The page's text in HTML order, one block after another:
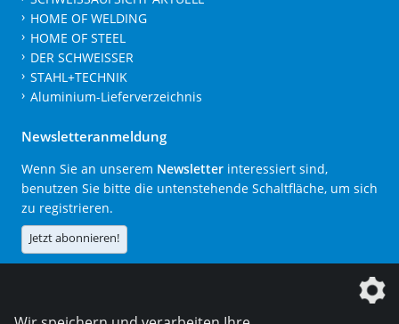
HOME OF WELDING
HOME OF STEEL
DER SCHWEISSER
STAHL+TECHNIK
Aluminium-Lieferverzeichnis
Newsletteranmeldung
Wenn Sie an unserem Newsletter interessiert sind,
benutzen Sie bitte die untenstehende Schaltfläche, um sich
zu registrieren.
Jetzt abonnieren!